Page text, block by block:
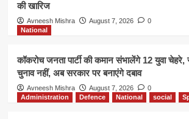
की खारिज
Avneesh Mishra August 7, 2026
0
National
कॉकरोच जनता पार्टी की कमान संभालेंगे 12 युवा
चुनाव नहीं, अब सरकार पर बनाएंगे दबाव
Avneesh Mishra August 7, 2026
0
Administration
Defence National social